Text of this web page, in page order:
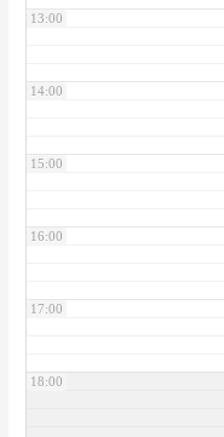
13:00
14:00
15:00
16:00
17:00
18:00